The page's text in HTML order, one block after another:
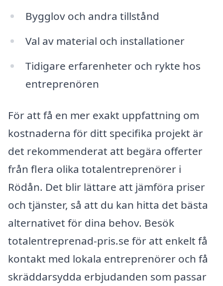
Bygglov och andra tillstånd
Val av material och installationer
Tidigare erfarenheter och rykte hos
entreprenören
För att få en mer exakt uppfattning om
kostnaderna för ditt specifika projekt är
det rekommenderat att begära offerter
från flera olika totalentreprenörer i
Rödån. Det blir lättare att jämföra priser
och tjänster, så att du kan hitta det bästa
alternativet för dina behov. Besök
totalentreprenad-pris.se för att enkelt få
kontakt med lokala entreprenörer och få
skräddarsydda erbjudanden som passar